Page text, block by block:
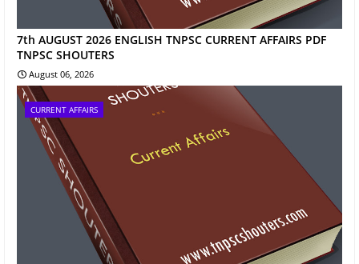
7th AUGUST 2026 ENGLISH TNPSC CURRENT AFFAIRS PDF
TNPSC SHOUTERS
August 06, 2026
CURRENT AFFAIRS